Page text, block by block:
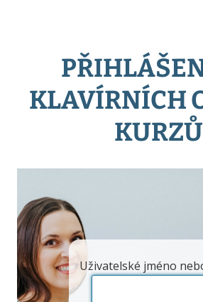
KLAVÍRNÍCH
KURZŮ
Uživatelské jméno